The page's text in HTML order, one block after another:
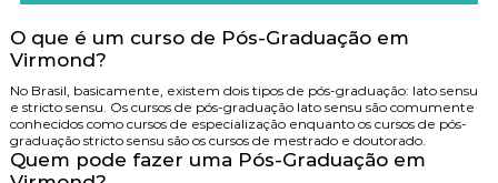
O que é um curso de Pós-Graduação em
Virmond?
No Brasil, basicamente, existem dois tipos de pós-graduação: lato sensu
e stricto sensu. Os cursos de pós-graduação lato sensu são comumente
conhecidos como cursos de especialização enquanto os cursos de pós-
graduação stricto sensu são os cursos de mestrado e doutorado.
Quem pode fazer uma Pós-Graduação em